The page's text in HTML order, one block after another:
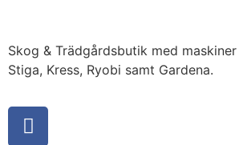
Skog & Trädgårdsbutik med
Stiga, Kress, Ryobi samt Gardena.